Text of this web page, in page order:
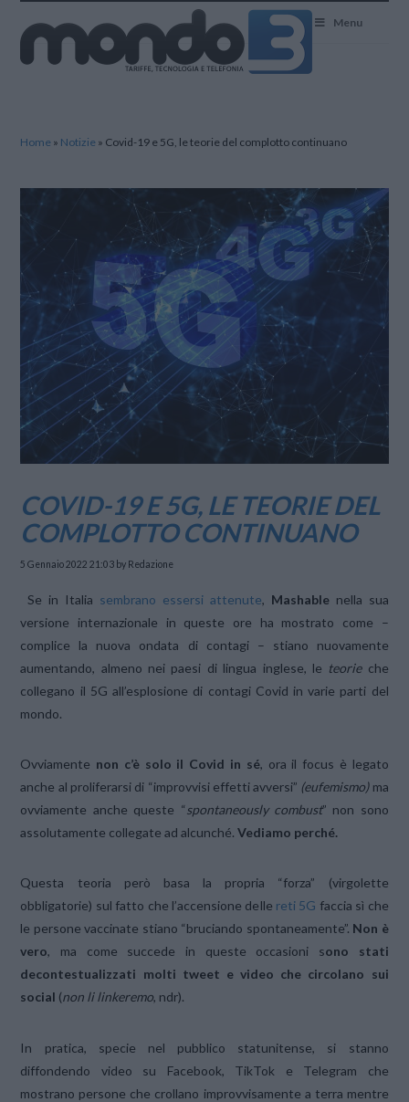
Menu
Home » Notizie » Covid-19 e 5G, le teorie del complotto continuano
COVID-19 E 5G, LE TEORIE DEL
COMPLOTTO CONTINUANO
5 Gennaio 2022 21:03 by Redazione
Se in Italia sembrano essersi attenute, Mashablenella sua
versione internazionale in queste ore ha mostrato come –
complice la nuova ondata di contagi – stiano nuovamente
aumentando, almeno nei paesi di lingua inglese, le teorieche
collegano il 5G all’esplosione di contagi Covid in varie parti del
mondo.
Ovviamente non c’è solo il Covid in sé, ora il focus è legato
anche al proliferarsi di “improvvisi effetti avversi” (eufemismo)ma
ovviamente anche queste “ spontaneously combust” non sono
assolutamente collegate ad alcunché.Vediamo perché.
Questa teoria però basa la propria “forza” (virgolette
obbligatorie) sul fatto che l’accensione delle reti 5G faccia sì che
le persone vaccinate stiano “bruciando spontaneamente”. Non è
vero, ma come succede in queste occasioni sono stati
decontestualizzati molti tweet e video che circolano sui
social (non li linkeremo, ndr).
In pratica, specie nel pubblico statunitense, si stanno
diffondendo video su Facebook, TikTok e Telegram che
mostrano persone che crollano improvvisamente a terra mentre